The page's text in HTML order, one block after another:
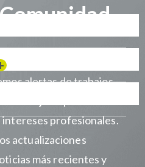
alertas de trabajos
trabajo disponibles
intereses profesionales.
actualizaciones
más recientes y